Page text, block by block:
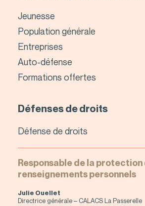
Jeunesse
Population générale
Entreprises
Auto-défense
Formations offertes
Défenses de droits
Défense de droits
Responsable de la protection
renseignements personnels
Julie Ouellet
Directrice générale – CALACS La Passerelle